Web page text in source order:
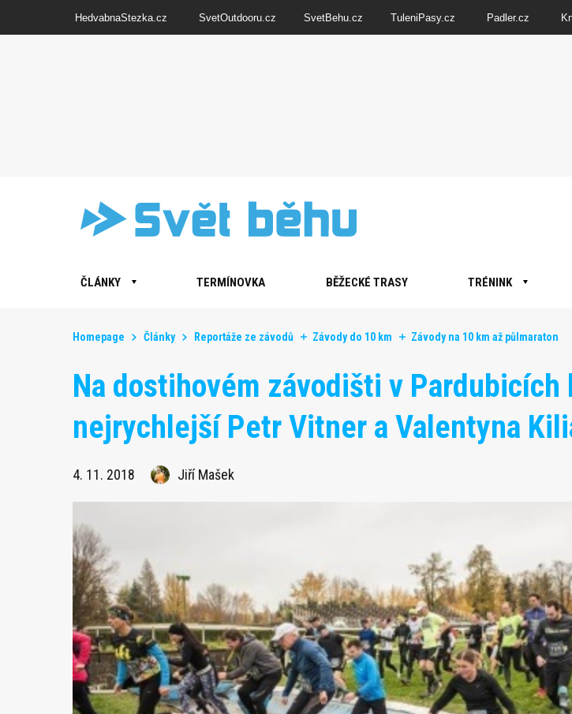
HedvabnaStezka.cz SvetOutdooru.cz SvetBehu.cz TuleniPasy.cz Padler.cz
ČLÁNKY TERMÍNOVKA BĚŽECKÉ TRASY TRÉNINK
Homepage Články Reportáže ze závodů Závody do 10 km Závody na 10 km až půlmaraton
Na dostihovém závodišti v Pardubicích
nejrychlejší Petr Vitner a Valentyna
4. 11. 2018 Jiří Mašek